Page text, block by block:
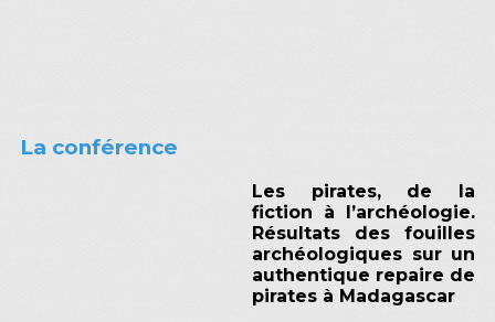
La conférence
Les pirates, de la
fiction à l’archéologie.
Résultats des fouilles
archéologiques sur un
authentique repaire de
pirates à Madagascar